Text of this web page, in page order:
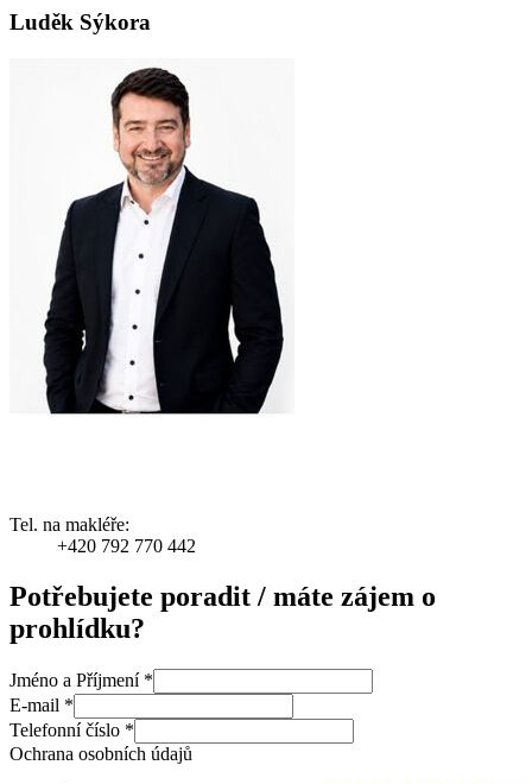
Luděk Sýkora
Tel. na makléře:
+420 792 770 442
Potřebujete poradit / máte zájem o
prohlídku?
Jméno a Příjmení *
E-mail *
Telefonní číslo *
Ochrana osobních údajů